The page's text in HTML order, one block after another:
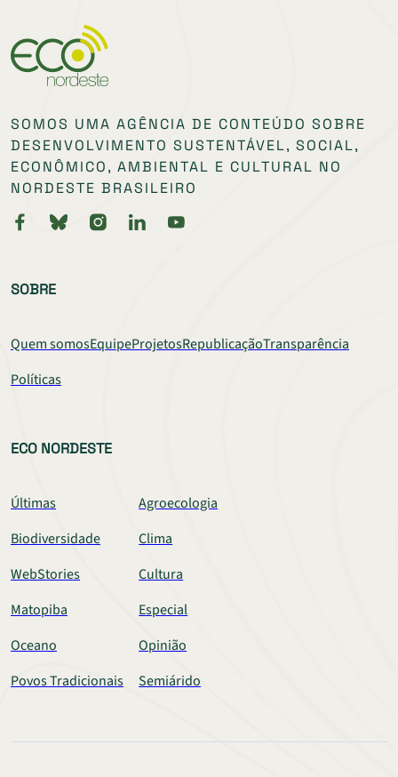
SOMOS UMA AGÊNCIA DE CONTEÚDO SOBRE
DESENVOLVIMENTO SUSTENTÁVEL, SOCIAL,
ECONÔMICO, AMBIENTAL E CULTURAL NO
NORDESTE BRASILEIRO
SOBRE
Quem somosEquipeProjetosRepublicaçãoTransparência
Políticas
ECO NORDESTE
Últimas
Agroecologia
Biodiversidade
Clima
WebStories
Cultura
Matopiba
Especial
Oceano
Opinião
Povos Tradicionais
Semiárido